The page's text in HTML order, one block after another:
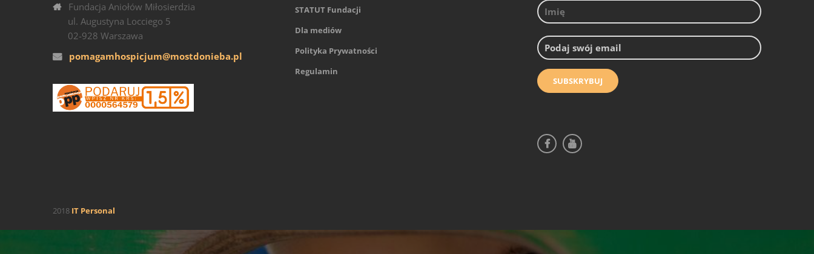
Fundacja Aniołów Miłosierdzia
ul. Augustyna Locciego 5
02-928 Warszawa
pomagamhospicjum@mostdonieba.pl
STATUT Fundacji
Dla mediów
Polityka Prywatności
Regulamin
2018 IT Personal